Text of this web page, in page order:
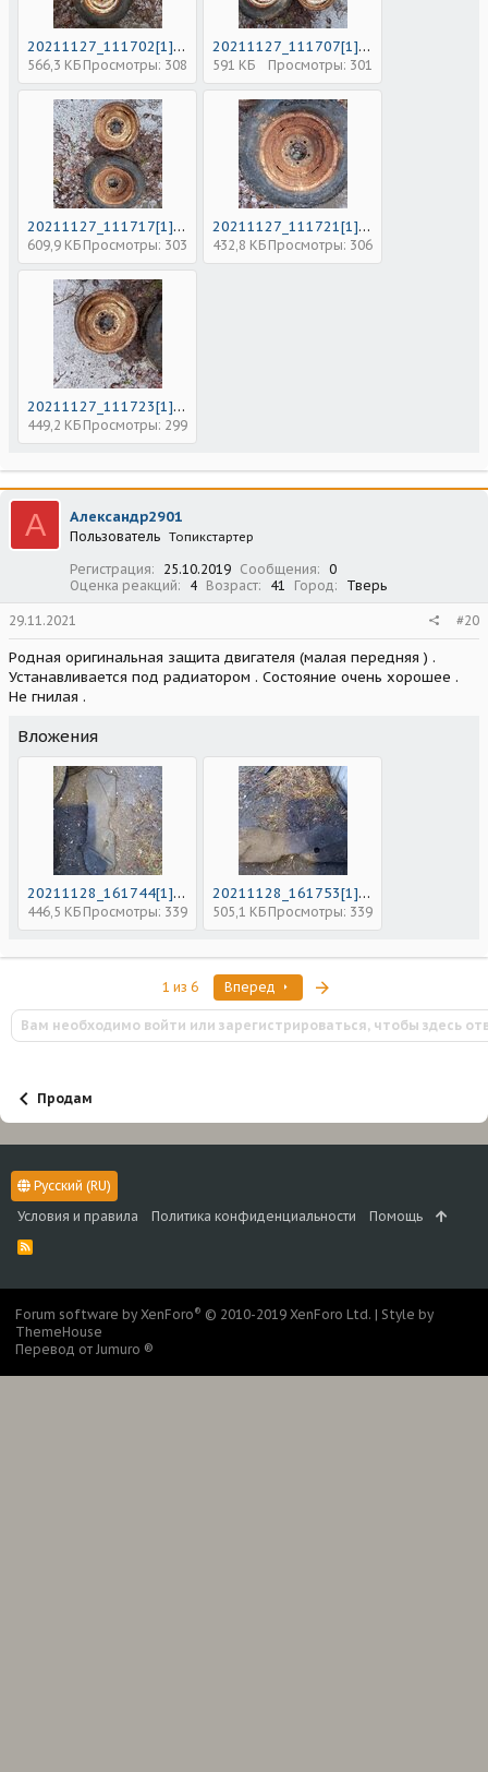
20211127_111702[1].jpg
566,3 КБ Просмотры: 308
20211127_111707[1].jpg
591 КБ Просмотры: 301
20211127_111717[1].jpg
609,9 КБ Просмотры: 303
20211127_111721[1].jpg
432,8 КБ Просмотры: 306
20211127_111723[1].jpg
449,2 КБ Просмотры: 299
А Александр2901
Пользователь Топикстартер
Регистрация 25.10.2019 Сообщения
0
Оценка реакций
4 Возраст 41 Город Тверь
29.11.2021 #20
Родная оригинальная защита двигателя (малая передняя ) .
Устанавливается под радиатором . Состояние очень хорошее .
Не гнилая .
Вложения
20211128_161744[1].jpg
446,5 КБ Просмотры: 339
20211128_161753[1].jpg
505,1 КБ Просмотры: 339
1 из 6 Вперед
Вам необходимо войти или зарегистрироваться, чтобы здесь
Продам
Русский (RU)
Условия и правила
Политика конфиденциальности Помощь
R
Forum software by XenForo® © 2010-2019 XenForo Ltd. | Style by
ThemeHouse
Перевод от Jumuro ®